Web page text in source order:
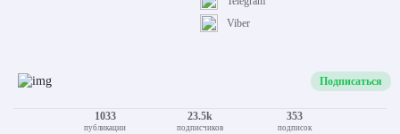
Viber
Подписаться
1033
публикации
23.5k
подписчиков
353
подписок